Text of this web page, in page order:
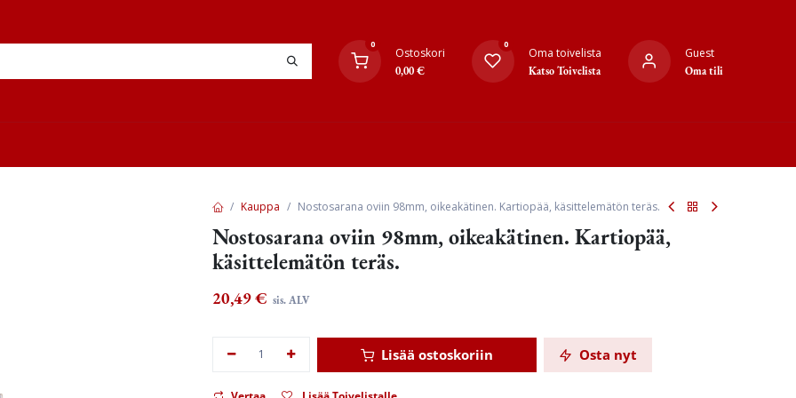
0
Ostoskori
0,00€
0
Oma toivelista
Katso Toivelista
Guest
Oma tili
Kauppa Nostosarana oviin 98mm, oikeakätinen. Kartiopää, käsittelemätön teräs.
Nostosarana oviin 98mm, oikeakätinen. Kartiopää,
käsittelemätön teräs.
20,49€ sis. ALV
Lisää ostoskoriin Osta nyt